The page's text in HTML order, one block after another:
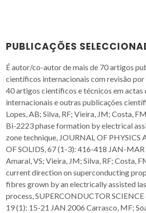
PUBLICAÇÕES
É autor/co-autor de mais de 70 artigos
científicos internacionais com revisão por
40 artigos científicos e técnicos em actas
internacionais e outras publicações
Lopes, AB; Silva, RF; Vieira, JM; Costa,
Bi-2223 phase formation by electrical
zone technique, JOURNAL OF PHYSICS
OF SOLIDS, 67 (1-3): 416-418 JAN-
Amaral, VS; Vieira, JM; Silva, RF; Costa,
current direction on superconducting
fibres grown by an electrically assisted
process, SUPERCONDUCTOR
19 (1): 15-21 JAN 2006 Carrasco, MF;